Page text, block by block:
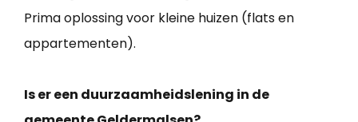
Prima oplossing voor kleine huizen (flats en
appartementen).
Is er een duurzaamheidslening in de